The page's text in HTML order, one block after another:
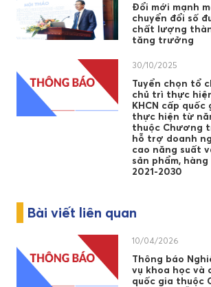
Đổi mới mạnh
chuyển đổi số
chất lượng
tăng trưởng
30/10/2025
Tuyển chọn tổ
chủ trì thực
KHCN cấp
thực hiện từ
thuộc Chương
hỗ trợ doanh
cao năng suất
sản phẩm,
2021-2030
Bài viết liên quan
10/04/2026
Thông báo
vụ khoa học và
quốc gia thuộc